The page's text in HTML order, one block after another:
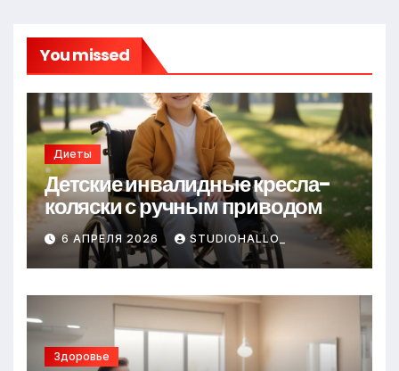
You missed
Диеты
Детские инвалидные кресла-
коляски с ручным приводом
6 АПРЕЛЯ 2026 STUDIOHALLO_
Здоровье